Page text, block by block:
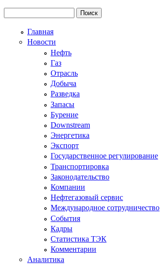
Главная
Новости
Нефть
Газ
Отрасль
Добыча
Разведка
Запасы
Бурение
Downstream
Энергетика
Экспорт
Государственное регулирование
Транспортировка
Законодательство
Компании
Нефтегазовый сервис
Международное сотрудничество
События
Кадры
Статистика ТЭК
Комментарии
Аналитика